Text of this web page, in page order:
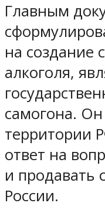
Главным
на создание
алкоголя,
самогона. Он
территории
ответ на
и продавать
России.